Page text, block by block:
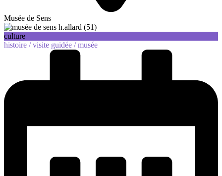
Musée de Sens
culture
histoire /visite guidée /musée